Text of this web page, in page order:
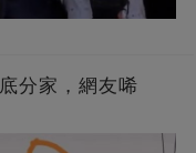
分家，網友唏